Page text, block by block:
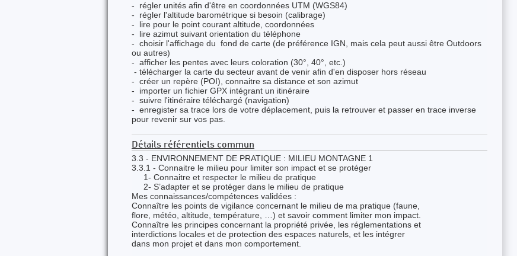
- régler unités afin d'être en coordonnées UTM (WGS84)
- régler l'altitude barométrique si besoin (calibrage)
- lire pour le point courant altitude, coordonnées
- lire azimut suivant orientation du téléphone
- choisir l'affichage du fond de carte (de préférence IGN, mais cela peut aussi être Outdoors
ou autres)
- afficher les pentes avec leurs coloration (30°, 40°, etc.)
- télécharger la carte du secteur avant de venir afin d'en disposer hors réseau
- créer un repère (POI), connaitre sa distance et son azimut
- importer un fichier GPX intégrant un itinéraire
- suivre l'itinéraire téléchargé (navigation)
- enregister sa trace lors de votre déplacement, puis la retrouver et passer en trace inverse
pour revenir sur vos pas.
Détails référentiels commun
3.3 - ENVIRONNEMENT DE PRATIQUE : MILIEU MONTAGNE 1
3.3.1 - Connaitre le milieu pour limiter son impact et se protéger
1- Connaitre et respecter le milieu de pratique
2- S’adapter et se protéger dans le milieu de pratique
Mes connaissances/compétences validées :
Connaître les points de vigilance concernant le milieu de ma pratique (faune,
flore, météo, altitude, température, …) et savoir comment limiter mon impact.
Connaître les principes concernant la propriété privée, les réglementations et
interdictions locales et de protection des espaces naturels, et les intégrer
dans mon projet et dans mon comportement.